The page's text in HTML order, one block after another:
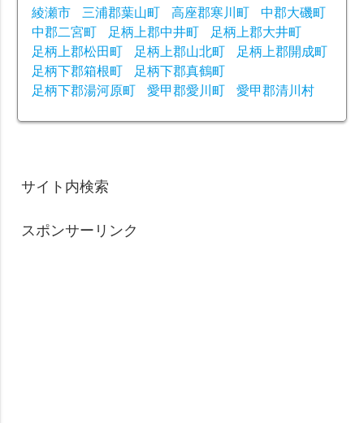
綾瀬市
三浦郡葉山町 高座郡寒川町
中郡大磯町
中郡二宮町
足柄上郡中井町
足柄上郡大井町
足柄上郡松田町
足柄上郡山北町
足柄上郡開成町
足柄下郡箱根町
足柄下郡真鶴町
足柄下郡湯河原町
愛甲郡愛川町 愛甲郡清川村
サイト内検索
スポンサーリンク